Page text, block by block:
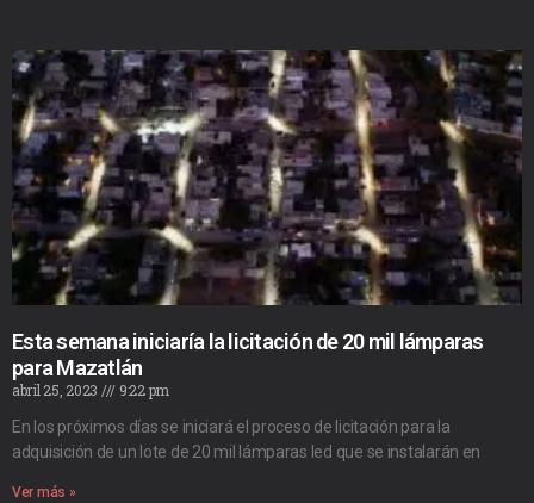
Esta semana iniciaría la licitación de 20 mil lámparas
para Mazatlán
abril 25, 2023
9:22 pm
En los próximos días se iniciará el proceso de licitación para la
adquisición de un lote de 20 mil lámparas led que se instalarán en
Ver más »